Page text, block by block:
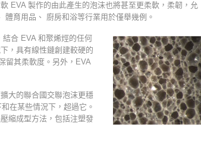
EVA 製作的由此產生的泡沫也將甚至更柔軟，柔韌，允
育用品、 廚房和浴等行業用於僅舉幾例。
合 EVA 和聚烯烴的任何
，具有線性鏈創建較硬的
留其柔軟度。另外，EVA
大的聯合國交聯泡沫更穩
在某些情況下，超過它。
縮成型方法，包括注塑發